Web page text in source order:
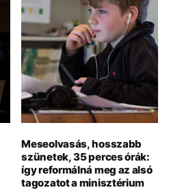
Meseolvasás, hosszabb
szünetek, 35 perces órák:
így reformálná meg az alsó
tagozatot a minisztérium